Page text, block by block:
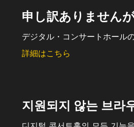
申し訳ありません
デジタル・コンサートホール
詳細はこちら
지원되지 않는 브라